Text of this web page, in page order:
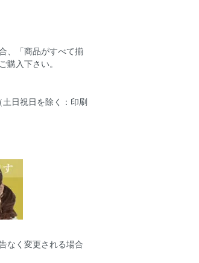
、「商品がすべて揃
購入下さい。
日祝日を除く：印刷
なく変更される場合